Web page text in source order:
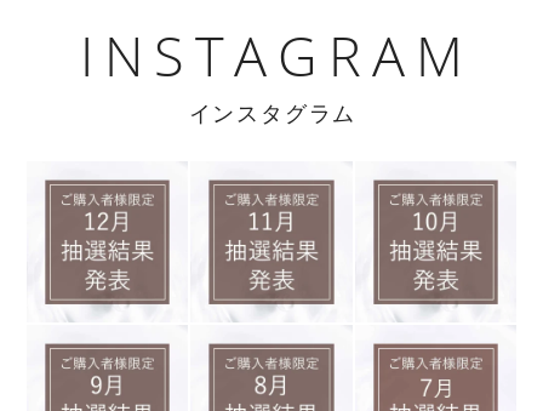
INSTAGRAM
インスタグラム